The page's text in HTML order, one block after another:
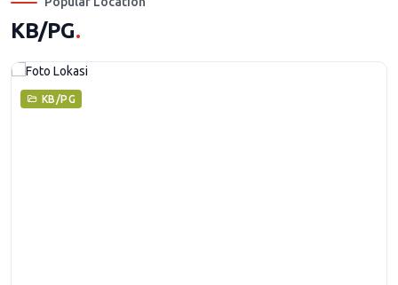
KB/PG.
KB/PG